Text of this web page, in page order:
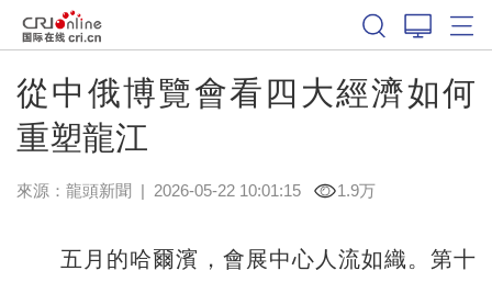
從中俄博覽會看四大經濟如何
重塑龍江
來源： 龍頭新聞 | 2026-05-22 10:01:15 1.9万
五月的哈爾濱，會展中心人流如織。第十